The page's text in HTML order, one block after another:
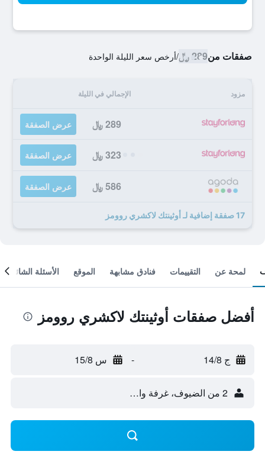
صفقات من289 ﷼ /أرخص سعر الليلة الواحدة
مزود الإجمالي في الليلة
289 ﷼ عرض الصفقة
323 ﷼ عرض الصفقة
586 ﷼ عرض الصفقة
17 صفقة إضافية لـ أوثينتك لاكشري روومز
لمحة عن التقييمات فنادق مشابهة الموقع الأسئلة الشائعة
أفضل صفقات أوثينتك لاكشري روومز
ج 14/8 - س 15/8
2 من الضيوف، غرفة واحدة